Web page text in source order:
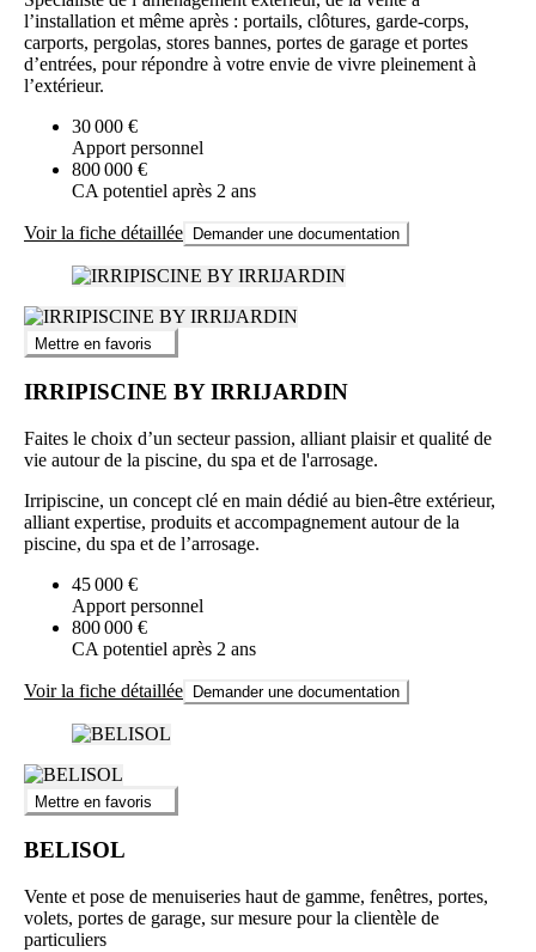
l’installation et même après : portails, clôtures, garde-corps,
carports, pergolas, stores bannes, portes de garage et portes
d’entrées, pour répondre à votre envie de vivre pleinement à
l’extérieur.
30 000 €
Apport personnel
800 000 €
CA potentiel après 2 ans
Voir la fiche détaillée Demander une documentation
Mettre en favoris
IRRIPISCINE BY IRRIJARDIN
Faites le choix d’un secteur passion, alliant plaisir et qualité de
vie autour de la piscine, du spa et de l'arrosage.
Irripiscine, un concept clé en main dédié au bien-être extérieur,
alliant expertise, produits et accompagnement autour de la
piscine, du spa et de l’arrosage.
45 000 €
Apport personnel
800 000 €
CA potentiel après 2 ans
Voir la fiche détaillée Demander une documentation
Mettre en favoris
BELISOL
Vente et pose de menuiseries haut de gamme, fenêtres, portes,
volets, portes de garage, sur mesure pour la clientèle de
particuliers